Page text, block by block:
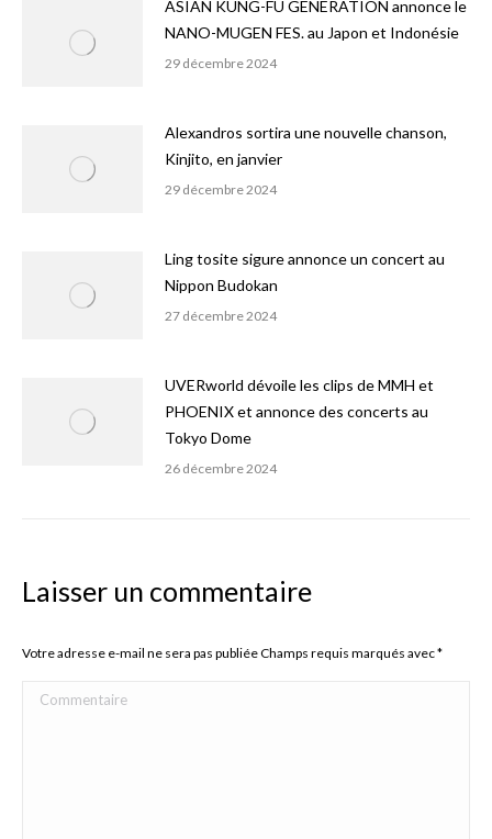
ASIAN KUNG-FU GENERATION annonce le
NANO-MUGEN FES. au Japon et Indonésie
29 décembre 2024
Alexandros sortira une nouvelle chanson,
Kinjito, en janvier
29 décembre 2024
Ling tosite sigure annonce un concert au
Nippon Budokan
27 décembre 2024
UVERworld dévoile les clips de MMH et
PHOENIX et annonce des concerts au
Tokyo Dome
26 décembre 2024
Laisser un commentaire
Votre adresse e-mail ne sera pas publiée Champs requis marqués avec*
Commentaire